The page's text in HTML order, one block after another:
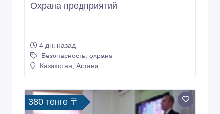
Охрана предприятий
4 дн. назад
Безопасность, охрана
Казахстан, Астана
380 тенге 〒